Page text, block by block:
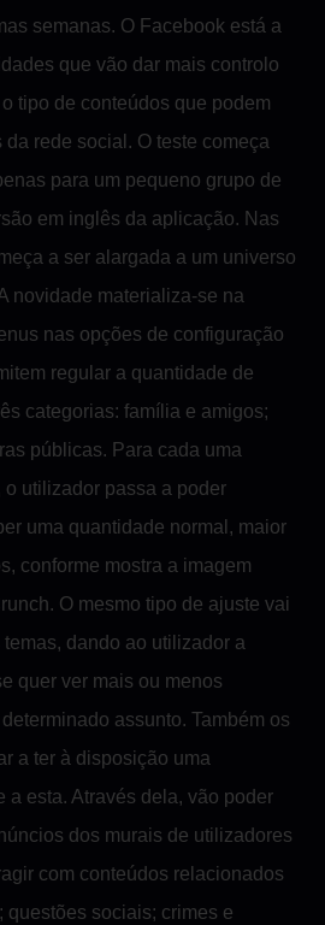
semanas. O Facebook está a
que vão dar mais controlo
tipo de conteúdos que podem
rede social. O teste começa
para um pequeno grupo de
em inglês da aplicação. Nas
a ser alargada a um universo
novidade materializa-se na
nas opções de configuração
regular a quantidade de
categorias: família e amigos;
públicas. Para cada uma
o utilizador passa a poder
uma quantidade normal, maior
conforme mostra a imagem
O mesmo tipo de ajuste vai
dando ao utilizador a
quer ver mais ou menos
assunto. Também os
a ter à disposição uma
a esta. Através dela, vão poder
dos murais de utilizadores
com conteúdos relacionados
questões sociais; crimes e